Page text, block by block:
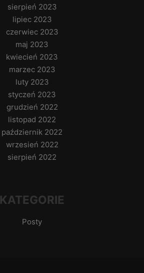
sierpień 2023
lipiec 2023
czerwiec 2023
maj 2023
kwiecień 2023
marzec 2023
luty 2023
styczeń 2023
grudzień 2022
listopad 2022
październik 2022
wrzesień 2022
sierpień 2022
KATEGORIE
Posty